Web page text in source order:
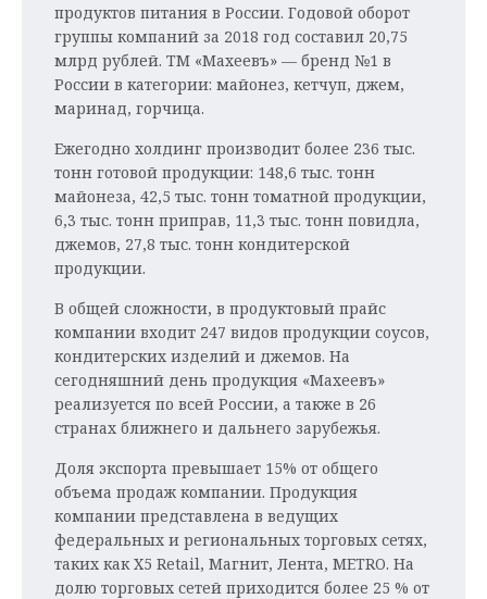
продуктов питания в России. Годовой оборот
группы компаний за 2018 год составил 20,75
млрд рублей. ТМ «Махеевъ» — бренд №1 в
России в категории: майонез, кетчуп, джем,
маринад, горчица.
Ежегодно холдинг производит более 236 тыс.
тонн готовой продукции: 148,6 тыс. тонн
майонеза, 42,5 тыс. тонн томатной продукции,
6,3 тыс. тонн приправ, 11,3 тыс. тонн повидла,
джемов, 27,8 тыс. тонн кондитерской
продукции.
В общей сложности, в продуктовый прайс
компании входит 247 видов продукции соусов,
кондитерских изделий и джемов. На
сегодняшний день продукция «Махеевъ»
реализуется по всей России, а также в 26
странах ближнего и дальнего зарубежья.
Доля экспорта превышает 15% от общего
объема продаж компании. Продукция
компании представлена в ведущих
федеральных и региональных торговых сетях,
таких как X5 Retail, Магнит, Лента, МETRO. На
долю торговых сетей приходится более 25 % от